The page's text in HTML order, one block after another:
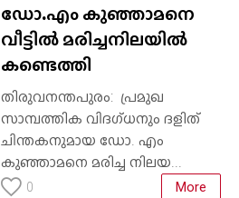
ഡോ.എം കുഞ്ഞാമനെ
വീട്ടില്‍ മരിച്ചനിലയില്‍
കണ്ടെത്തി
തിരുവനന്തപുരം: പ്രമുഖ
സാമ്പത്തിക വിദഗ്ധനും ദളിത്
ചിന്തകനുമായ ഡോ. എം
കുഞ്ഞാമനെ മരിച്ച നിലയ...
0 More